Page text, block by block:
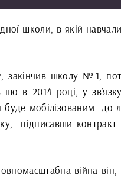
школи, в якій
закінчив школу №1,
в 2014 році, у
мобілізованим
до
підписавши контракт
війна він,